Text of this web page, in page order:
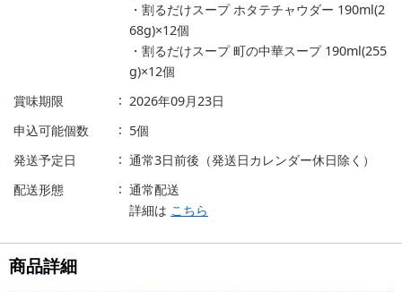
・割るだけスープ ホタテチャウダー 190ml(2
68g)×12個
・割るだけスープ 町の中華スープ 190ml(255
g)×12個
賞味期限
2026年09月23日
申込可能個数
5個
発送予定日
通常3日前後（発送日カレンダー休日除く）
配送形態
通常配送
詳細は こちら
商品詳細